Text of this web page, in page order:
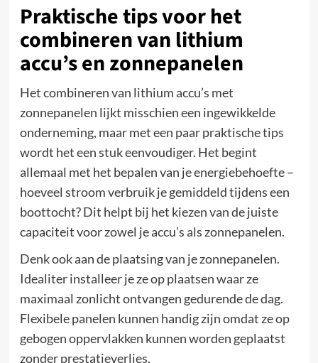
Praktische tips voor het
combineren van lithium
accu’s en zonnepanelen
Het combineren van lithium accu’s met
zonnepanelen lijkt misschien een ingewikkelde
onderneming, maar met een paar praktische tips
wordt het een stuk eenvoudiger. Het begint
allemaal met het bepalen van je energiebehoefte –
hoeveel stroom verbruik je gemiddeld tijdens een
boottocht? Dit helpt bij het kiezen van de juiste
capaciteit voor zowel je accu’s als zonnepanelen.
Denk ook aan de plaatsing van je zonnepanelen.
Idealiter installeer je ze op plaatsen waar ze
maximaal zonlicht ontvangen gedurende de dag.
Flexibele panelen kunnen handig zijn omdat ze op
gebogen oppervlakken kunnen worden geplaatst
zonder prestatieverlies.